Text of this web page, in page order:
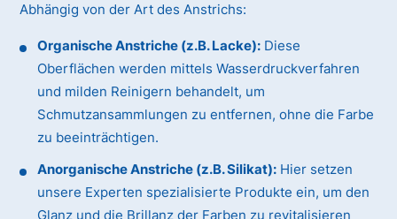
Abhängig von der Art des Anstrichs:
Organische Anstriche (z.B. Lacke): Diese
Oberflächen werden mittels Wasserdruckverfahren
und milden Reinigern behandelt, um
Schmutzansammlungen zu entfernen, ohne die Farbe
zu beeinträchtigen.
Anorganische Anstriche (z.B. Silikat): Hier setzen
unsere Experten spezialisierte Produkte ein, um den
Glanz und die Brillanz der Farben zu revitalisieren